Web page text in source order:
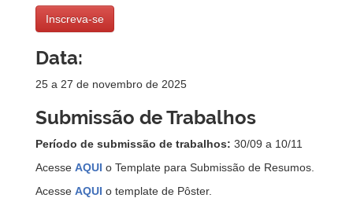
Inscreva-se
Data:
25 a 27 de novembro de 2025
Submissão de Trabalhos
Período de submissão de trabalhos: 30/09 a 10/11
Acesse AQUI o Template para Submissão de Resumos.
Acesse AQUI o template de Pôster.